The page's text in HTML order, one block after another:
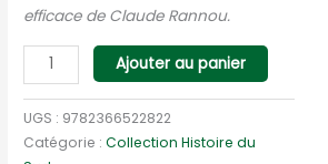
efficace de Claude Rannou.
quantité
de
L'histoire
extraordinaire
Ajouter au panier
UGS : 9782366522822
Catégorie :Collection Histoire du